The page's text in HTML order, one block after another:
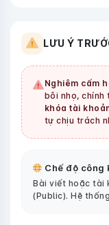
LƯU Ý
Nghiêm cấm
bôi nhọ, chính
khóa tài
tự chịu trách
Chế độ công
Bài viết hoặc tài
(Public). Hệ